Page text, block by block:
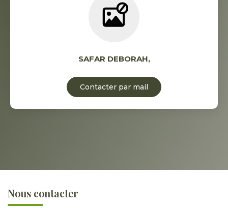
SAFAR DEBORAH,
Contacter par mail
Nous contacter